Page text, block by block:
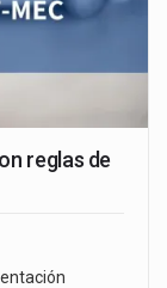
reglas de